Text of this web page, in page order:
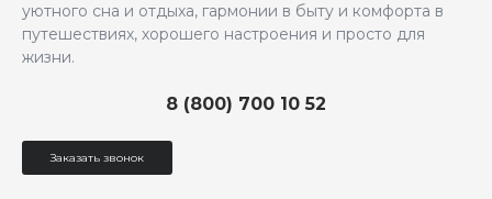
уютного сна и отдыха, гармонии в быту и комфорта в
путешествиях, хорошего настроения и просто для
жизни.
8 (800) 700 10 52
Заказать звонок